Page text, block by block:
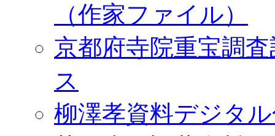
（作家ファイル）
京都府寺院重宝調
ス
柳澤孝資料デジタ